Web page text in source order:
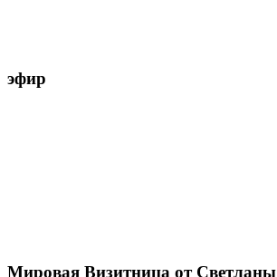
эфир
Мировая Визитница от Светланы